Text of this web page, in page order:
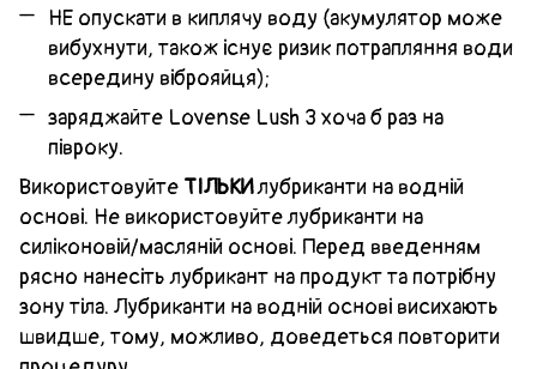
НЕ опускати в киплячу воду (акумулятор може
вибухнути, також існує ризик потрапляння води
всередину віброяйця);
заряджайте Lovense Lush 3 хоча б раз на
півроку.
Використовуйте ТІЛЬКИлубриканти на водній
основі. Не використовуйте лубриканти на
силіконовій/масляній основі. Перед введенням
рясно нанесіть лубрикант на продукт та потрібну
зону тіла. Лубриканти на водній основі висихають
швидше, тому, можливо, доведеться повторити